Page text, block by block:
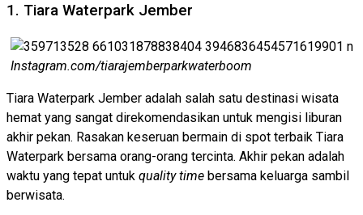
1. Tiara Waterpark Jember
Instagram.com/tiarajemberparkwaterboom
Tiara Waterpark Jember adalah salah satu destinasi wisata
hemat yang sangat direkomendasikan untuk mengisi liburan
akhir pekan. Rasakan keseruan bermain di spot terbaik Tiara
Waterpark bersama orang-orang tercinta. Akhir pekan adalah
waktu yang tepat untuk quality time bersama keluarga sambil
berwisata.